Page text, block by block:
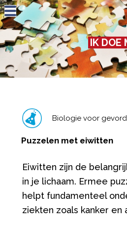
Jump to
IK DOE
Biologie voor
Puzzelen met eiwitten
Eiwitten zijn de
in je lichaam. Ermee
helpt fundamenteel
ziekten zoals kanker en